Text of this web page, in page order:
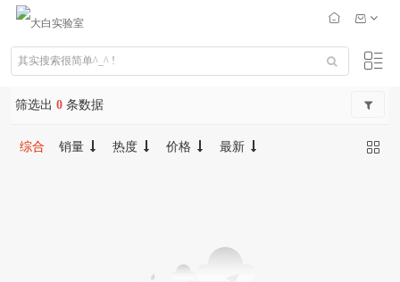
筛选出 0 条数据
综合 销量 热度 价格 最新